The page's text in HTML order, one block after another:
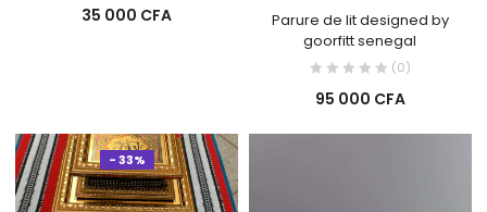
35 000 CFA
Parure de lit designed by
goorfitt senegal
(0)
95 000 CFA
- 33%